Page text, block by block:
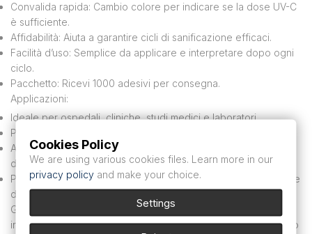
Convalida rapida: Cambio colore per indicare se la dose UV-C
è sufficiente.
Affidabilità: Aiuta a garantire cicli di sanificazione efficaci.
Facilità d’uso: Semplice da applicare e interpretare dopo ogni
ciclo.
Pacchetto: Ricevi 1000 adesivi per consegna.
Applicazioni:
Ideale per ospedali, cliniche, studi medici e laboratori.
Progettato per convalidare i cicli di disinfezione UV-C.
Adatto per gli operatori sanitari che desiderano garantire una
disinfezione ottimale.
Perfetto per ambienti che richiedono un monitoraggio regolare
dei processi di disinfezione.
Gli adesivi di convalida UV intelligenti sono una soluzione
indispensabile per gli utenti di dispositivi UV-C, che combinano
Cookies Policy
We are using various cookies files. Learn more in our
privacy policy and make your choice.
Settings